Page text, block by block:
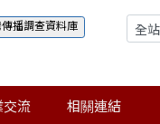
傳播調查資料庫
交流 相關連結